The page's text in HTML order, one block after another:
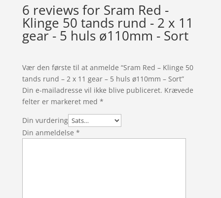
6 reviews for Sram Red -
Klinge 50 tands rund - 2 x 11
gear - 5 huls ø110mm - Sort
Vær den første til at anmelde “Sram Red – Klinge 50
tands rund – 2 x 11 gear – 5 huls ø110mm – Sort”
Din e-mailadresse vil ikke blive publiceret. Krævede
felter er markeret med *
Din vurdering
Din anmeldelse *